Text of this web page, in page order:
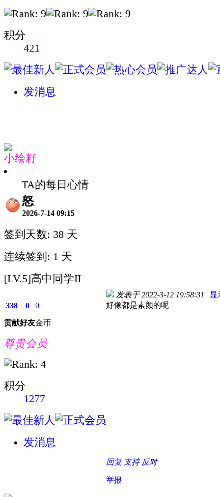
积分
421
发消息
小绘籽
TA的每日心情
怒
2026-7-14 09:15
签到天数: 38 天
连续签到: 1 天
[LV.5]高中同学II
338
贡献
0
好友
0
金币
尊贵会员
积分
1277
发消息
发表于 2022-3-12 19:58:31 | 显
好像都是素颜的呢
回复 支持 反对
举报